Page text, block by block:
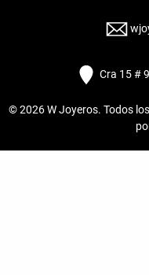
Cra 15 #
© 2026W Joyeros. Todos